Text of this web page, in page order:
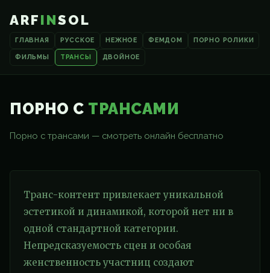
ARFINSOL
ГЛАВНАЯ РУССКОЕ НЕЖНОЕ ФЕМДОМ ПОРНО РОЛИКИ
ФИЛЬМЫ ТРАНСЫ ДВОЙНОЕ
ПОРНО С ТРАНСАМИ
Порно с трансами — смотреть онлайн бесплатно
Транс-контент привлекает уникальной
эстетикой и динамикой, которой нет ни в
одной стандартной категории.
Непредсказуемость сцен и особая
женственность участниц создают